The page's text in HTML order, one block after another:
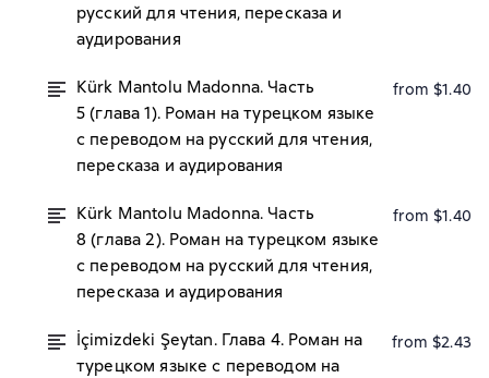
русский для чтения, пересказа и
аудирования
Kürk Mantolu Madonna. Часть
5 (глава 1). Роман на турецком языке
с переводом на русский для чтения,
пересказа и аудирования
from $1.40
Kürk Mantolu Madonna. Часть
8 (глава 2). Роман на турецком языке
с переводом на русский для чтения,
пересказа и аудирования
from $1.40
İçimizdeki Şeytan. Глава 4. Роман на
турецком языке с переводом на
from $2.43